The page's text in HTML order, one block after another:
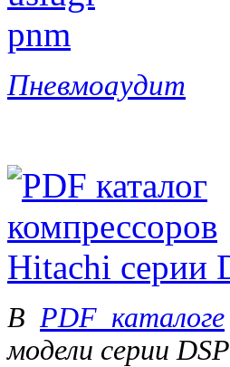
Пневмоаудит
В PDF_каталоге
модели серии DSP